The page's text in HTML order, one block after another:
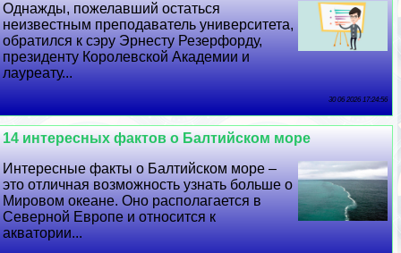
Однажды, пожелавший остаться
неизвестным преподаватель университета,
обратился к сэру Эрнесту Резерфорду,
президенту Королевской Академии и
лауреату...
30 06 2026 17:24:56
14 интересных фактов о Балтийском море
Интересные факты о Балтийском море –
это отличная возможность узнать больше о
Мировом океане. Оно располагается в
Северной Европе и относится к
акватории...